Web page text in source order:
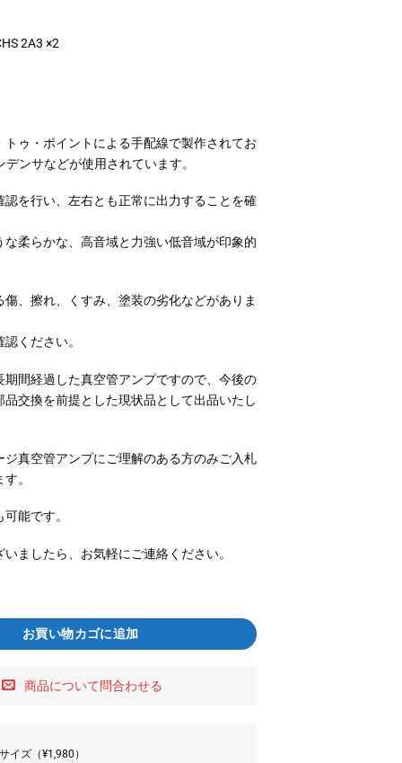
2A3 ×2
トゥ・ポイントによる手配線で製作されてお
デンサなどが使用されています。
認を行い、左右とも正常に出力することを確
な柔らかな、高音域と力強い低音域が印象的
、擦れ、くすみ、塗装の劣化などがありま
ください。
期間経過した真空管アンプですので、今後の
品交換を前提とした現状品として出品いたし
ジ真空管アンプにご理解のある方のみご入札
。
能です。
ましたら、お気軽にご連絡ください。
お買い物カゴに追加
商品について問合わせる
イズ（¥1,980）